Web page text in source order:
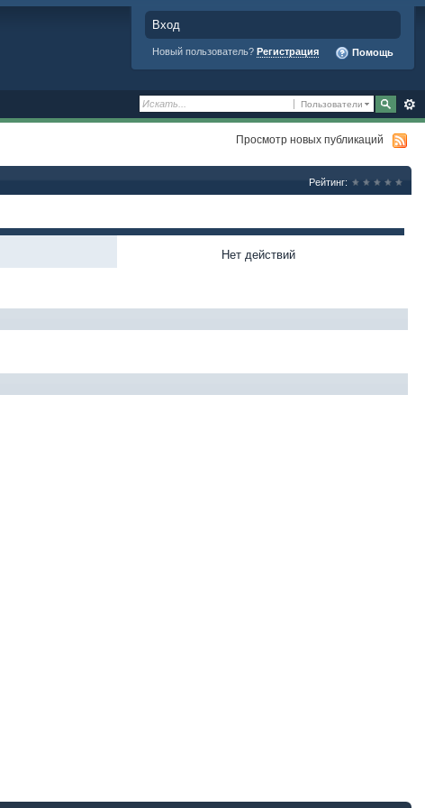
Вход
Новый пользователь? Регистрация Помощь
Пользователи
Просмотр новых публикаций
Рейтинг:
Нет действий